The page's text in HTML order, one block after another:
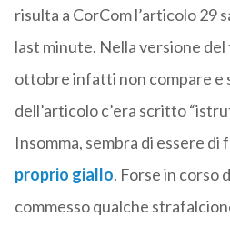
risulta a CorCom l’articolo 29
last minute. Nella versione
ottobre infatti non compare e
dell’articolo c’era scritto
Insomma, sembra di essere di
proprio giallo. Forse in corso
commesso qualche